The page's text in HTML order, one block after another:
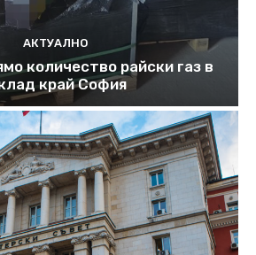
АКТУАЛНО
количество райски газ в
край София